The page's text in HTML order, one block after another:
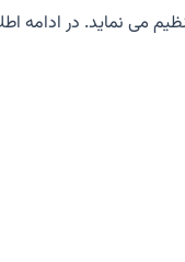
می نماید. در ادامه